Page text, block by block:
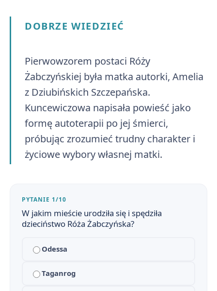
DOBRZE WIEDZIEĆ
Pierwowzorem postaci Róży
Żabczyńskiej była matka autorki, Amelia
z Dziubińskich Szczepańska.
Kuncewiczowa napisała powieść jako
formę autoterapii po jej śmierci,
próbując zrozumieć trudny charakter i
życiowe wybory własnej matki.
PYTANIE 1/10
W jakim mieście urodziła się i spędziła
dzieciństwo Róża Żabczyńska?
Odessa
Taganrog
Znaczenie tytułu „Cudzoziemka”
3 Cudzoziemka - bohaterowie
Geneza, czas i miejsce akcji Cudzoziemki
5 Konstrukcja „Cudzoziemki”
7
8 „Cudzoziemka” - cytaty